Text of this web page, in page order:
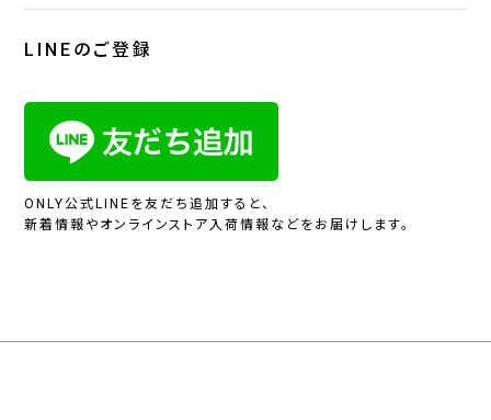
LINEのご登録
ONLY公式LINEを友だち追加すると、
新着情報やオンラインストア入荷情報などをお届けします。